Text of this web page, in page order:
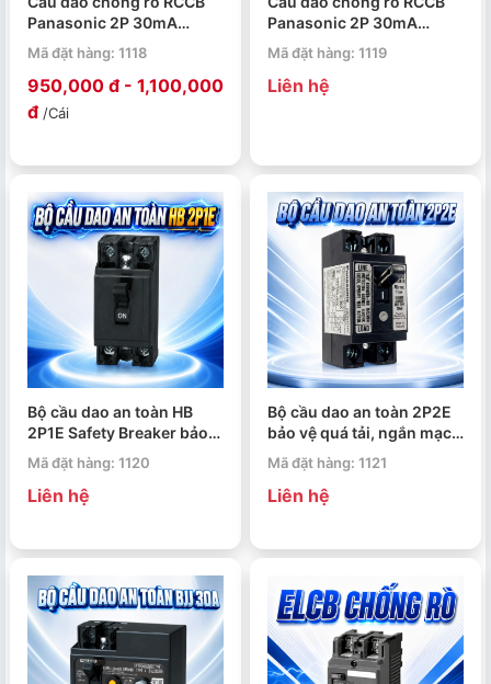
Panasonic 2P 30mA
BBDR22530HV,
BBDR23230HV,
BBDR24030HV,
BBDR26330HV
Mã đặt hàng: 1118
950,000 đ - 1,100,000
đ /Cái
Panasonic 2P 30mA
BBDR22530V,
BBDR23230V,
BBDR24030V,
Mã đặt hàng: 1119
Liên hệ
Bộ cầu dao an toàn HB
2P1E Safety Breaker bảo
vệ quá tải
Mã đặt hàng: 1120
Liên hệ
Bộ cầu dao an toàn 2P2E
bảo vệ quá tải, ngắn mạch
và chống rò xuất xứ Thái
Lan
Mã đặt hàng: 1121
Liên hệ